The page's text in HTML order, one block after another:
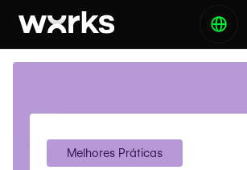
Melhores Práticas